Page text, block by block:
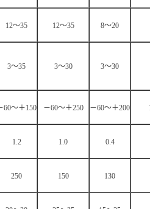
12～35 12～35 8～20
3～35 3～30 3～30
60～＋150 －60～＋250 －60～＋200
1.2 1.0 0.4
250 150 130